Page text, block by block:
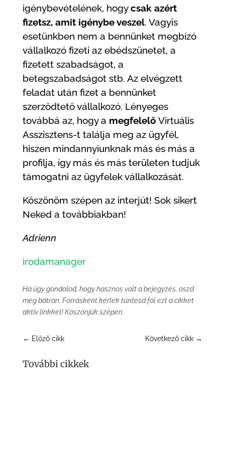
igénybevételének, hogycsak azért
fizetsz, amit igénybe veszel. Vagyis
esetünkben nem a bennünket megbízó
vállalkozó fizeti az ebédszünetet, a
fizetett szabadságot, a
betegszabadságot stb. Az elvégzett
feladat után fizet a bennünket
szerződtető vállalkozó. Lényeges
továbbá az, hogy a megfelelő Virtuális
Asszisztens-t találja meg az ügyfél,
hiszen mindannyiunknak más és más a
profilja, így más és más területen tudjuk
támogatni az ügyfelek vállalkozását.
Köszönöm szépen az interjút! Sok sikert
Neked a továbbiakban!
Adrienn
irodamanager
Ha úgy gondolod, hogy hasznos volt a bejegyzés, oszd
meg bátran. Forrásként kérlek tüntesd föl ezt a cikket
aktív linkkel! Köszönjük szépen.
← Előző cikk Következő cikk →
További cikkek